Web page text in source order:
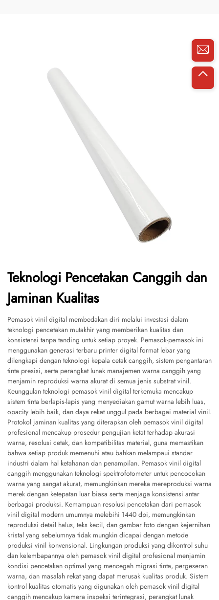
Teknologi Pencetakan Canggih dan
Jaminan Kualitas
Pemasok vinil digital membedakan diri melalui investasi dalam
teknologi pencetakan mutakhir yang memberikan kualitas dan
konsistensi tanpa tanding untuk setiap proyek. Pemasok-pemasok ini
menggunakan generasi terbaru printer digital format lebar yang
dilengkapi dengan teknologi kepala cetak canggih, sistem pengantaran
tinta presisi, serta perangkat lunak manajemen warna canggih yang
menjamin reproduksi warna akurat di semua jenis substrat vinil.
Keunggulan teknologi pemasok vinil digital terkemuka mencakup
sistem tinta berlapis-lapis yang menyediakan gamut warna lebih luas,
opacity lebih baik, dan daya rekat unggul pada berbagai material vinil.
Protokol jaminan kualitas yang diterapkan oleh pemasok vinil digital
profesional mencakup prosedur pengujian ketat terhadap akurasi
warna, resolusi cetak, dan kompatibilitas material, guna memastikan
bahwa setiap produk memenuhi atau bahkan melampaui standar
industri dalam hal ketahanan dan penampilan. Pemasok vinil digital
canggih menggunakan teknologi spektrofotometer untuk pencocokan
warna yang sangat akurat, memungkinkan mereka mereproduksi warna
merek dengan ketepatan luar biasa serta menjaga konsistensi antar
berbagai produksi. Kemampuan resolusi pencetakan dari pemasok
vinil digital modern umumnya melebihi 1440 dpi, memungkinkan
reproduksi detail halus, teks kecil, dan gambar foto dengan kejernihan
kristal yang sebelumnya tidak mungkin dicapai dengan metode
produksi vinil konvensional. Lingkungan produksi yang dikontrol suhu
dan kelembapannya oleh pemasok vinil digital profesional menjamin
kondisi pencetakan optimal yang mencegah migrasi tinta, pergeseran
warna, dan masalah rekat yang dapat merusak kualitas produk. Sistem
kontrol kualitas otomatis yang digunakan oleh pemasok vinil digital
canggih mencakup kamera inspeksi terintegrasi, perangkat lunak